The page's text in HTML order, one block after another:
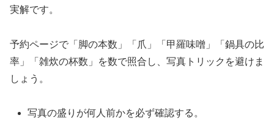
実解です。
予約ページで「脚の本数」「爪」「甲羅味噌」「鍋具の比
率」「雑炊の杯数」を数で照合し、写真トリックを避けま
しょう。
写真の盛りが何人前かを必ず確認する。